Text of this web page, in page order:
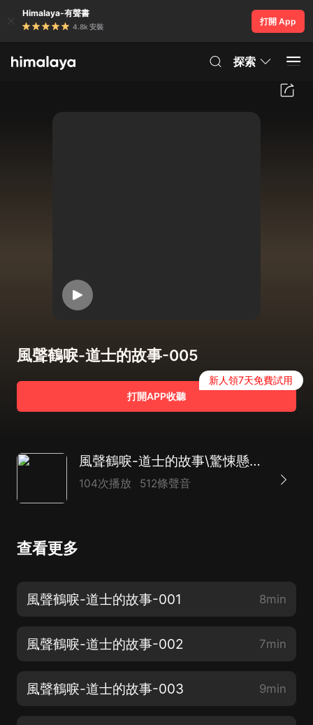
Himalaya-有聲書
4.8k 安裝
打開 App
探索
風聲鶴唳-道士的故事-005
打開APP收聽
新人領7天免費試用
風聲鶴唳-道士的故事\驚悚懸疑搞笑\多播精品
104次播放 512條聲音
查看更多
風聲鶴唳-道士的故事-001 8min
風聲鶴唳-道士的故事-002 7min
風聲鶴唳-道士的故事-003 9min